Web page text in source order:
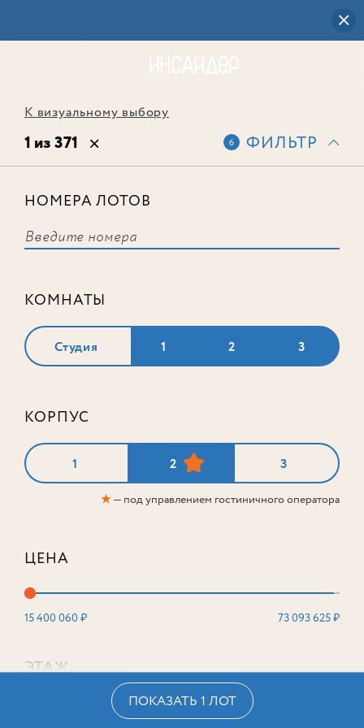
К визуальному выбору
1 из 371 6 ФИЛЬТР
НОМЕРА ЛОТОВ
КОМНАТЫ
Студия 1 2 3
КОРПУС
1 2 3
★— под управлением гостиничного оператора
ЦЕНА
15 400 060 ₽ 73 093 625 ₽
ЭТАЖ
ПОКАЗАТЬ 1 ЛОТ
2-комнатный 88,1 м²
Корпус 2
из 16